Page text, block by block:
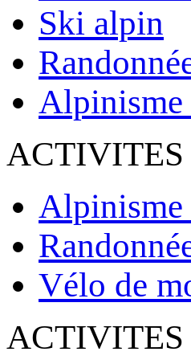
Ski alpin
Alpinisme
ACTIVITES
Alpinisme
Vélo de
ACTIVITES